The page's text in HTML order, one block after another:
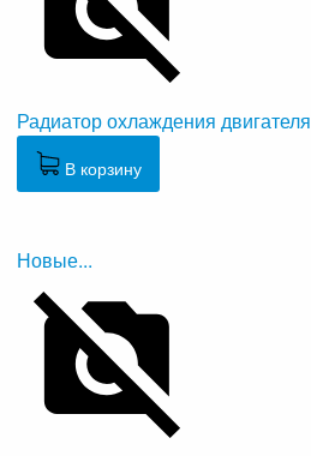
Радиатор охлаждения двигателя
В корзину
Новые...